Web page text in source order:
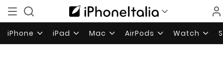
iPhone iPad Mac AirPods Watch